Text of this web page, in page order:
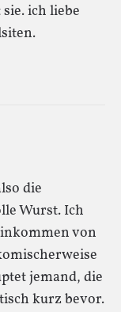
ich liebe
die
Wurst. Ich
von
jemand, die
kurz bevor.